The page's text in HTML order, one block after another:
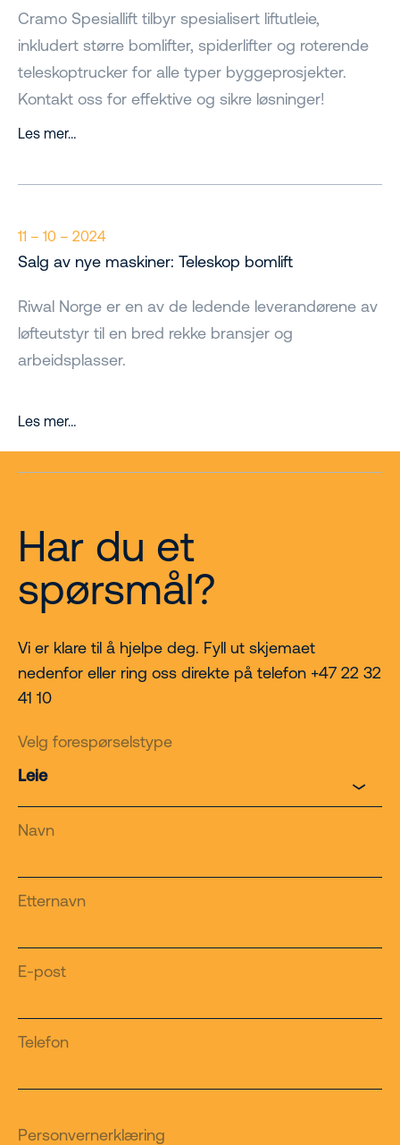
Cramo Spesiallift tilbyr spesialisert liftutleie,
inkludert større bomlifter, spiderlifter og roterende
teleskoptrucker for alle typer byggeprosjekter.
Kontakt oss for effektive og sikre løsninger!
Les mer…
11 – 10 – 2024
Salg av nye maskiner: Teleskop bomlift
Riwal Norge er en av de ledende leverandørene av
løfteutstyr til en bred rekke bransjer og
arbeidsplasser.
Les mer…
Har du et
spørsmål?
Vi er klare til å hjelpe deg. Fyll ut skjemaet
nedenfor eller ring oss direkte på telefon +47 22 32
41 10
Velg forespørselstype
Navn
Etternavn
E-post
Telefon
Personvernerklæring